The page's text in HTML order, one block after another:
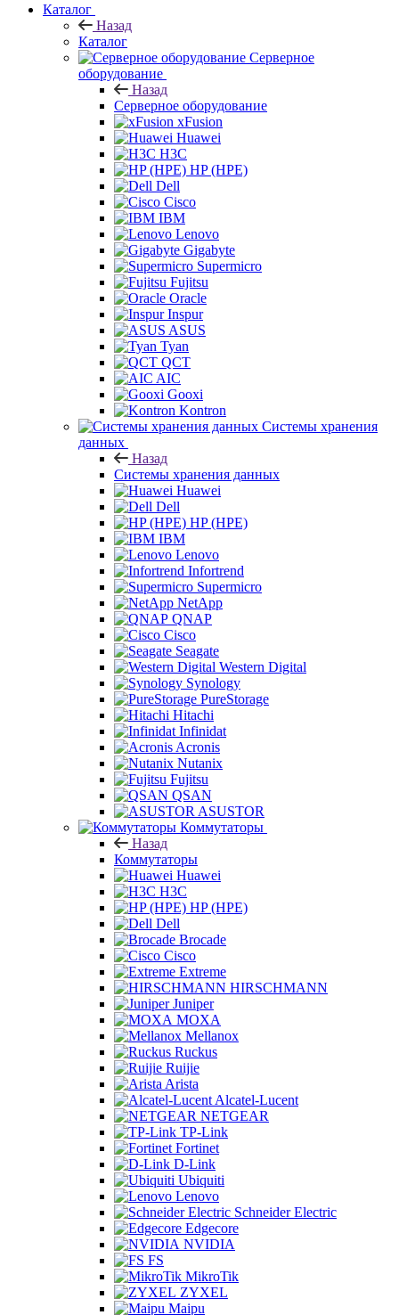
Каталог
Назад
Каталог
Серверное
оборудование
Назад
Серверное оборудование
xFusion
Huawei
H3C
HP (HPE)
Dell
Cisco
IBM
Lenovo
Gigabyte
Supermicro
Fujitsu
Oracle
Inspur
ASUS
Tyan
QCT
AIC
Gooxi
Kontron
Системы хранения
данных
Назад
Системы хранения данных
Huawei
Dell
HP (HPE)
IBM
Lenovo
Infortrend
Supermicro
NetApp
QNAP
Cisco
Seagate
Western Digital
Synology
PureStorage
Hitachi
Infinidat
Acronis
Nutanix
Fujitsu
QSAN
ASUSTOR
Коммутаторы
Назад
Коммутаторы
Huawei
H3C
HP (HPE)
Dell
Brocade
Cisco
Extreme
HIRSCHMANN
Juniper
MOXA
Mellanox
Ruckus
Ruijie
Arista
Alcatel-Lucent
NETGEAR
TP-Link
Fortinet
D-Link
Ubiquiti
Lenovo
Schneider Electric
Edgecore
NVIDIA
FS
MikroTik
ZYXEL
Maipu